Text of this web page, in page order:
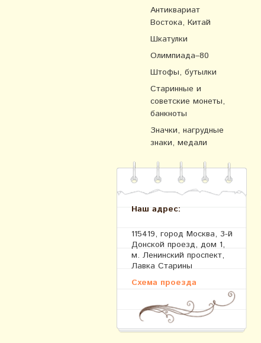
Антиквариат
Востока, Китай
Шкатулки
Олимпиада–80
Штофы, бутылки
Старинные и
советские монеты,
банкноты
Значки, нагрудные
знаки, медали
Наш адрес:
115419, город Москва, 3-й
Донской проезд, дом 1,
м. Ленинский проспект,
Лавка Старины
Схема проезда